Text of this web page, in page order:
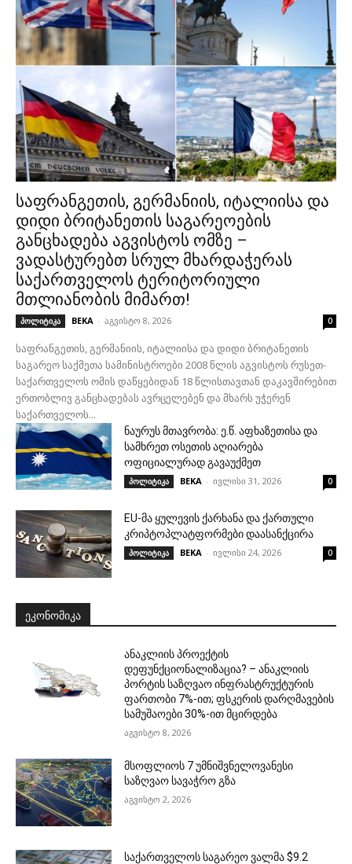
საფრანგეთის, გერმანიის, იტალიისა და
დიდი ბრიტანეთის საგარეოების
განცხადება აგვისტოს ომზე –
ვადასტურებთ სრულ მხარდაჭერას
საქართველოს ტერიტორიული
მთლიანობის მიმართ!
პოლიტიკა BEKA - აგვისტო 8, 2026 0
საფრანგეთის, გერმანიის, იტალიისა და დიდი ბრიტანეთის
საგარეო საქმეთა სამინისტროები 2008 წლის აგვისტოს რუსეთ-
საქართველოს ომის დაწყებიდან 18 წლისთავთან დაკავშირებით
ერთობლივ განცხადებას ავრცელებენ და მხარს უჭერენ
საქართველოს...
ნაურუს მთავრობა: ე.წ. აფხაზეთისა და
სამხრეთ ოსეთის აღიარება
ოფიციალურად გავაუქმეთ
პოლიტიკა BEKA - ივლისი 31, 2026 0
EU-მა ყულევის ქარხანა და ქართული
კრიპტოპლატფორმები დაასანქცირა
პოლიტიკა BEKA - ივლისი 24, 2026 0
ᲔᲙᲝᲜᲝᲛᲘᲙᲐ
ანაკლიის პროექტის
დეფუნქციონალიზაცია? – ანაკლიის
პორტის საზღვაო ინფრასტრუქტურის
ფართობი 7%-ით; ფსკერის დარღმავების
სამუშაოები 30%-ით მცირდება
აგვისტო 8, 2026
მსოფლიოს 7 უმნიშვნელოვანესი
საზღვაო სავაჭრო გზა
აგვისტო 2, 2026
საქართველოს საგარეო ვალმა $9.2